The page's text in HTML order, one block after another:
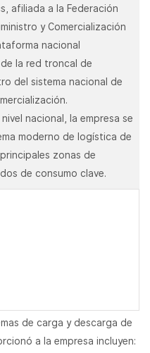
afiliada a la Federación
y Comercialización
nacional
la red troncal de
del sistema nacional de
nacional, la empresa se
moderno de logística de
zonas de
de consumo clave.
de carga y descarga de
a la empresa incluyen: